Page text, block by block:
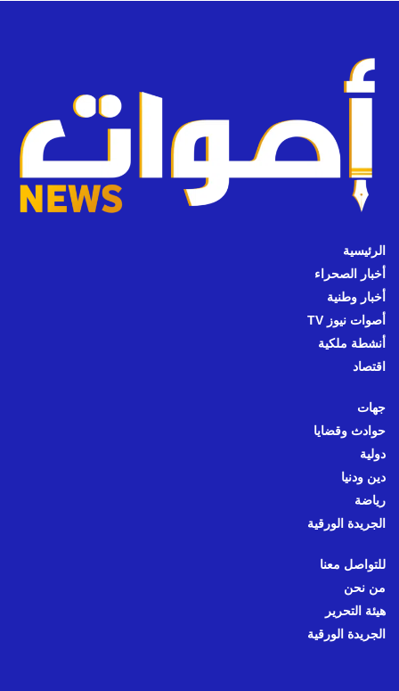
الرئيسية
أخبار الصحراء
أخبار وطنية
أصوات نيوز TV
أنشطة ملكية
اقتصاد
جهات
حوادث وقضايا
دولية
دين ودنيا
رياضة
الجريدة الورقية
للتواصل معنا
من نحن
هيئة التحرير
الجريدة الورقية